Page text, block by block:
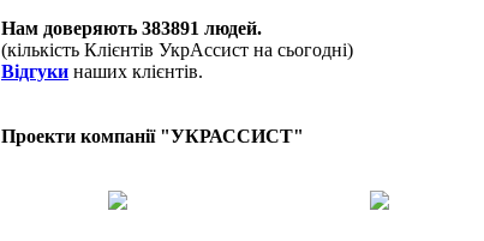
Нам доверяють 383891 людей.
(кількість Клієнтів УкрАссист на сьогодні)
Відгуки наших клієнтів.
Проекти компанії "УКРАССИСТ"